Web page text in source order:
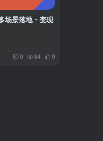
场景落地・变现
0 84 9